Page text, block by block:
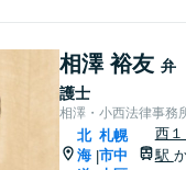
相澤 裕友 弁
護士
相澤・小西法律事務
北
海 |
札幌
市中
西１
駅